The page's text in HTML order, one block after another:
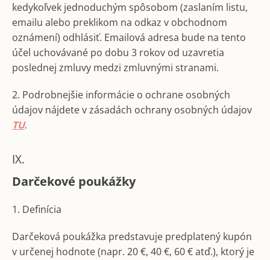
kedykoľvek jednoduchým spôsobom (zaslaním listu,
emailu alebo preklikom na odkaz v obchodnom
oznámení) odhlásiť. Emailová adresa bude na tento
účel uchovávané po dobu 3 rokov od uzavretia
poslednej zmluvy medzi zmluvnými stranami.
2. Podrobnejšie informácie o ochrane osobných
údajov nájdete v zásadách ochrany osobných údajov
TU.
IX.
Darčekové poukážky
1. Definícia
Darčeková poukážka predstavuje predplatený kupón
v určenej hodnote (napr. 20 €, 40 €, 60 € atď.), ktorý je